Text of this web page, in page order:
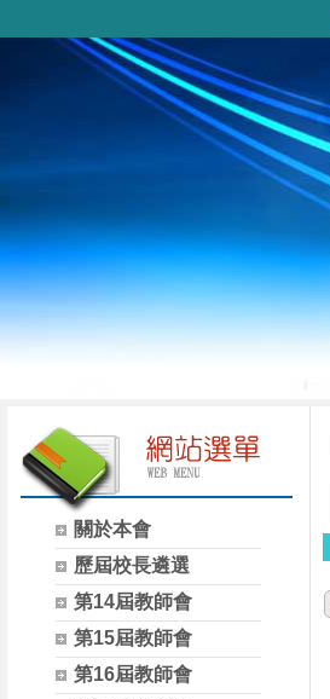
關於本會
歷屆校長遴選
第14屆教師會
第15屆教師會
第16屆教師會